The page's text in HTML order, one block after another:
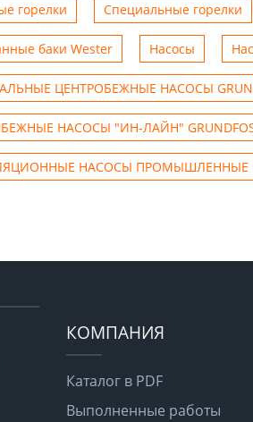
горелки Специальные горелки
баки Wester Насосы
ЦЕНТРОБЕЖНЫЕ НАСОСЫ
НАСОСЫ "ИН-ЛАЙН"
НАСОСЫ ПРОМЫШЛЕННЫЕ
КОМПАНИЯ
Каталог в PDF
Выполненные работы